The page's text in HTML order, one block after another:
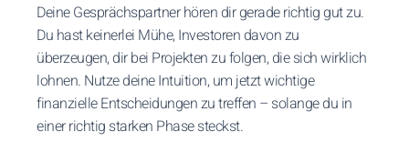
Deine Gesprächspartner hören dir gerade richtig gut zu.
Du hast keinerlei Mühe, Investoren davon zu
überzeugen, dir bei Projekten zu folgen, die sich wirklich
lohnen. Nutze deine Intuition, um jetzt wichtige
finanzielle Entscheidungen zu treffen – solange du in
einer richtig starken Phase steckst.